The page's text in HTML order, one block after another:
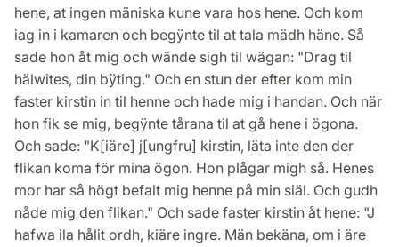
hene, at ingen mäniska kune vara hos hene. Och kom
iag in i kamaren och begÿnte til at tala mädh häne. Så
sade hon åt mig och wände sigh til wägan: "Drag til
hälwites, din bÿting." Och en stun der efter kom min
faster kirstin in til henne och hade mig i handan. Och när
hon fik se mig, begÿnte tårana til at gå hene i ögona.
Och sade: "K[iäre] j[ungfru] kirstin, läta inte den der
flikan koma för mina ögon. Hon plågar migh så. Henes
mor har så högt befalt mig henne på min siäl. Och gudh
nåde mig den flikan." Och sade faster kirstin åt hene: "J
hafwa ila hålit ordh, kiäre ingre. Män bekäna, om i äre